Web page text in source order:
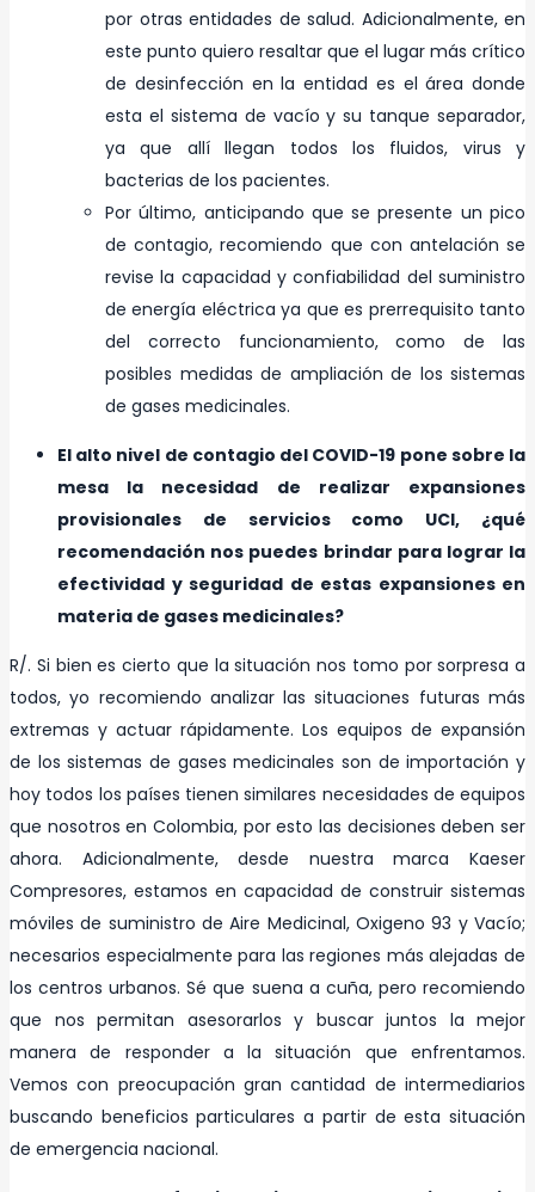
por otras entidades de salud. Adicionalmente, en
este punto quiero resaltar que el lugar más crítico
de desinfección en la entidad es el área donde
esta el sistema de vacío y su tanque separador,
ya que allí llegan todos los fluidos, virus y
bacterias de los pacientes.
Por último, anticipando que se presente un pico
de contagio, recomiendo que con antelación se
revise la capacidad y confiabilidad del suministro
de energía eléctrica ya que es prerrequisito tanto
del correcto funcionamiento, como de las
posibles medidas de ampliación de los sistemas
de gases medicinales.
El alto nivel de contagio del COVID-19 pone sobre la
mesa la necesidad de realizar expansiones
provisionales de servicios como UCI, ¿qué
recomendación nos puedes brindar para lograr la
efectividad y seguridad de estas expansiones en
materia de gases medicinales?
R/. Si bien es cierto que la situación nos tomo por sorpresa a
todos, yo recomiendo analizar las situaciones futuras más
extremas y actuar rápidamente. Los equipos de expansión
de los sistemas de gases medicinales son de importación y
hoy todos los países tienen similares necesidades de equipos
que nosotros en Colombia, por esto las decisiones deben ser
ahora. Adicionalmente, desde nuestra marca Kaeser
Compresores, estamos en capacidad de construir sistemas
móviles de suministro de Aire Medicinal, Oxigeno 93 y Vacío;
necesarios especialmente para las regiones más alejadas de
los centros urbanos. Sé que suena a cuña, pero recomiendo
que nos permitan asesorarlos y buscar juntos la mejor
manera de responder a la situación que enfrentamos.
Vemos con preocupación gran cantidad de intermediarios
buscando beneficios particulares a partir de esta situación
de emergencia nacional.